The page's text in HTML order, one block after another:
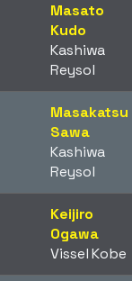
Masato
Kudo
Kashiwa
Reysol
Masakatsu
Sawa
Kashiwa
Reysol
Keijiro
Ogawa
Vissel Kobe